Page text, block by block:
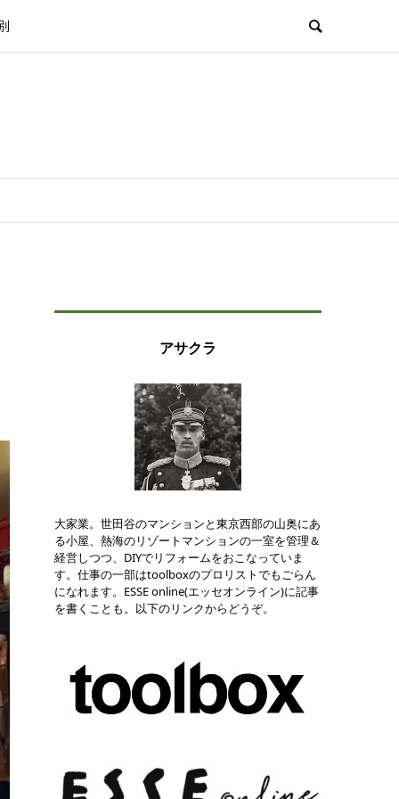
アサクラ
大家業。世田谷のマンションと東京西部の山奥にあ
る小屋、熱海のリゾートマンションの一室を管理＆
経営しつつ、DIYでリフォームをおこなっていま
す。仕事の一部はtoolboxのプロリストでもごらん
になれます。ESSE online(エッセオンライン)に記事
を書くことも。以下のリンクからどうぞ。